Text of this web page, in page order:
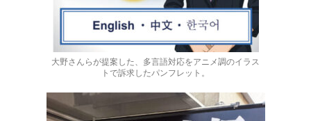
大野さんらが提案した、多言語対応をアニメ調のイラス
トで訴求したパンフレット。